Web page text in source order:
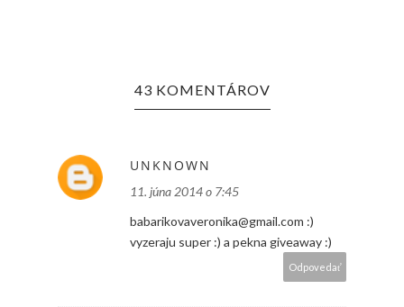
43 KOMENTÁROV
UNKNOWN
11. júna 2014 o 7:45
babarikovaveronika@gmail.com :)
vyzeraju super :) a pekna giveaway :)
Odpovedať